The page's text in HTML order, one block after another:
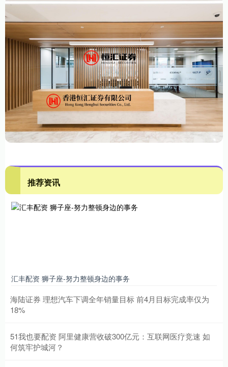
推荐资讯
汇丰配资 狮子座-努力整顿身边的事务
海陆证券 理想汽车下调全年销量目标 前4月目标完成率仅为
18%
51我也要配资 阿里健康营收破300亿元：互联网医疗竞速 如
何筑牢护城河？